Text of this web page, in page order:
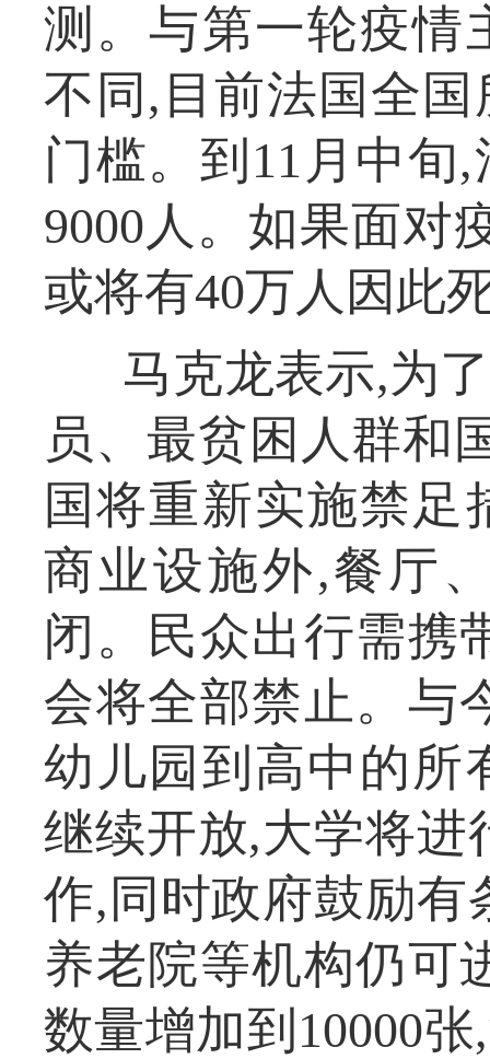
测。与第一轮疫情
不同,目前法国全
门槛。到11月中旬
9000人。如果面对
或将有40万人因此
马克龙表示,为
员、最贫困人群和
国将重新实施禁足
商业设施外,餐厅
闭。民众出行需携
会将全部禁止。与
幼儿园到高中的所
继续开放,大学将进
作,同时政府鼓励有
养老院等机构仍可
数量增加到10000